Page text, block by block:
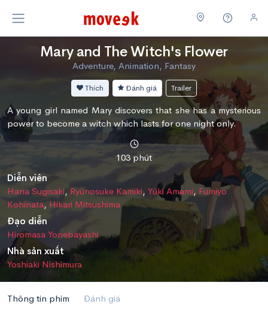
Mary and The Witch's Flower
Adventure, Animation, Fantasy
Thích Đánh giá Trailer
A young girl named Mary discovers that she has a mysterious
power to become a witch which lasts for one night only.
103 phút
Diễn viên
Hana Sugisaki, Ryûnosuke Kamiki, Yûki Amami, Fumiyo
Kohinata, Hikari Mitsushima
Đạo diễn
Hiromasa Yonebayashi
Nhà sản xuất
Yoshiaki Nishimura
Thông tin phim Đánh giá